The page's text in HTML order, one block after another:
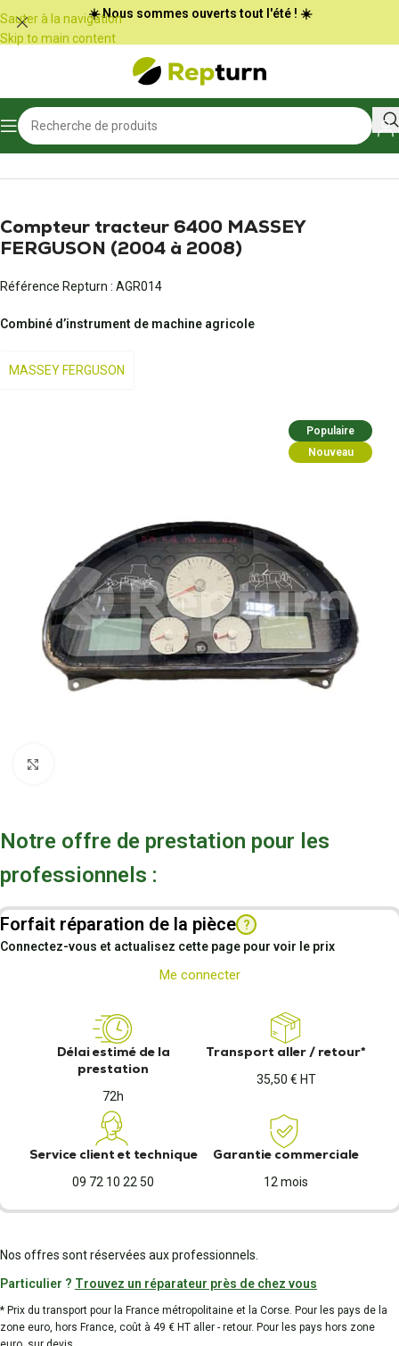
Panneau de gestion des cookies
Sauter à la navigation
Skip to main content
☀️ Nous sommes ouverts tout l'été ! ☀️
Accueil
Compteur tracteur 6400 MASSEY
FERGUSON (2004 à 2008)
Référence Repturn : AGR014
Combiné d’instrument de machine agricole
MASSEY FERGUSON
Populaire
Nouveau
Notre offre de prestation pour les
professionnels :
Forfait réparation de la pièce ?
Connectez-vous et actualisez cette page pour voir le prix
Me connecter
Délai estimé de la
prestation
72h
Transport aller / retour*
35,50 € HT
Service client et technique
09 72 10 22 50
Garantie commerciale
12 mois
Nos offres sont réservées aux professionnels.
Particulier ? Trouvez un réparateur près de chez vous
* Prix du transport pour la France métropolitaine et la Corse. Pour les pays de la
zone euro, hors France, coût à 49 € HT aller - retour. Pour les pays hors zone